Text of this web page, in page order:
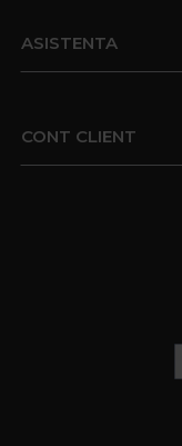
ASISTENTA
CONT CLIENT